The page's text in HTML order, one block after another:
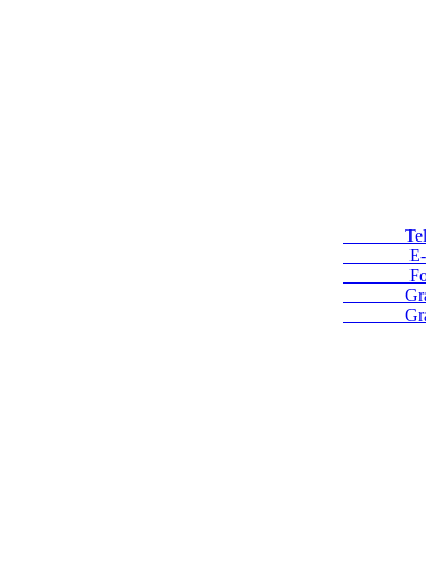
E-
Gratis
Gratis